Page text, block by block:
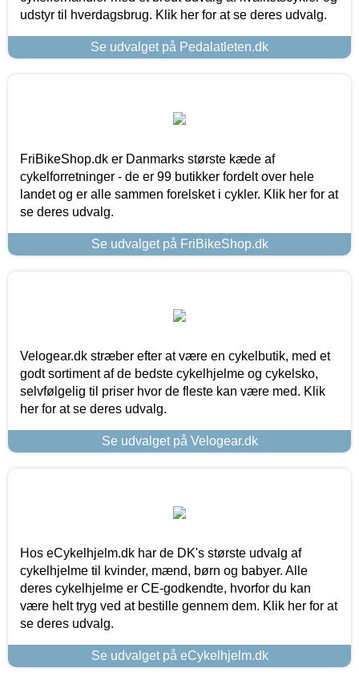
udstyr til hverdagsbrug. Klik her for at se deres udvalg.
Se udvalget på Pedalatleten.dk
FriBikeShop.dk er Danmarks største kæde af
cykelforretninger - de er 99 butikker fordelt over hele
landet og er alle sammen forelsket i cykler. Klik her for at
se deres udvalg.
Se udvalget på FriBikeShop.dk
Velogear.dk stræber efter at være en cykelbutik, med et
godt sortiment af de bedste cykelhjelme og cykelsko,
selvfølgelig til priser hvor de fleste kan være med. Klik
her for at se deres udvalg.
Se udvalget på Velogear.dk
Hos eCykelhjelm.dk har de DK's største udvalg af
cykelhjelme til kvinder, mænd, børn og babyer. Alle
deres cykelhjelme er CE-godkendte, hvorfor du kan
være helt tryg ved at bestille gennem dem. Klik her for at
se deres udvalg.
Se udvalget på eCykelhjelm.dk